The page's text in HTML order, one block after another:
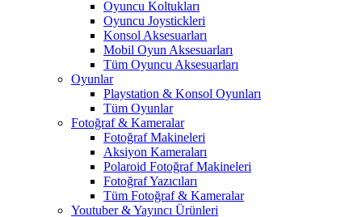
Oyuncu Koltukları
Oyuncu Joystickleri
Konsol Aksesuarları
Mobil Oyun Aksesuarları
Tüm Oyuncu Aksesuarları
Oyunlar
Playstation & Konsol Oyunları
Tüm Oyunlar
Fotoğraf & Kameralar
Fotoğraf Makineleri
Aksiyon Kameraları
Polaroid Fotoğraf Makineleri
Fotoğraf Yazıcıları
Tüm Fotoğraf & Kameralar
Youtuber & Yayıncı Ürünleri